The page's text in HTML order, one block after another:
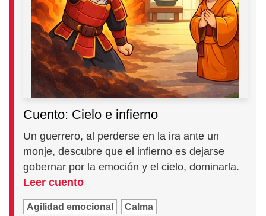
Cuento: Cielo e infierno
Un guerrero, al perderse en la ira ante un
monje, descubre que el infierno es dejarse
gobernar por la emoción y el cielo, dominarla.
Leer cuento
Agilidad emocional Calma